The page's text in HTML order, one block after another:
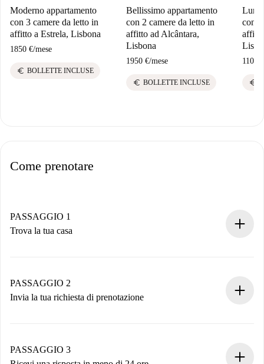
Moderno appartamento
con 3 camere da letto in
affitto a Estrela, Lisbona
1850 €/mese
euro BOLLETTE INCLUSE
Bellissimo appartamento
con 2 camere da letto in
affitto ad Alcântara,
Lisbona
1950 €/mese
euro BOLLETTE INCLUSE
con
1100 €
euro
Come prenotare
PASSAGGIO 1
Trova la tua casa
Hai tutte le informazioni necessarie in anticipo.
PASSAGGIO 2
Invia la tua richiesta di prenotazione
non accetta.
PASSAGGIO 3